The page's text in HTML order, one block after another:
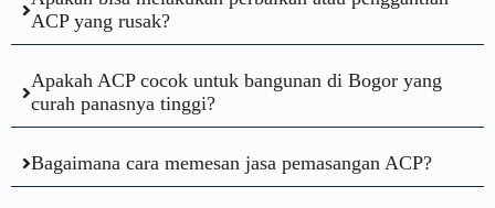
ACP yang rusak?
Apakah ACP cocok untuk bangunan di Bogor yang
curah panasnya tinggi?
Bagaimana cara memesan jasa pemasangan ACP?